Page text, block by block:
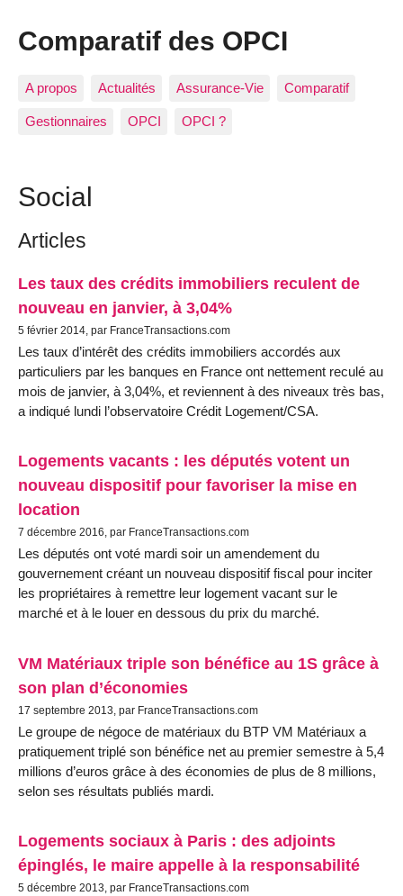
Comparatif des OPCI
A propos Actualités Assurance-Vie Comparatif
Gestionnaires OPCI OPCI ?
Social
Articles
Les taux des crédits immobiliers reculent de
nouveau en janvier, à 3,04%
5 février 2014, par FranceTransactions.com
Les taux d’intérêt des crédits immobiliers accordés aux
particuliers par les banques en France ont nettement reculé au
mois de janvier, à 3,04%, et reviennent à des niveaux très bas,
a indiqué lundi l’observatoire Crédit Logement/CSA.
Logements vacants : les députés votent un
nouveau dispositif pour favoriser la mise en
location
7 décembre 2016, par FranceTransactions.com
Les députés ont voté mardi soir un amendement du
gouvernement créant un nouveau dispositif fiscal pour inciter
les propriétaires à remettre leur logement vacant sur le
marché et à le louer en dessous du prix du marché.
VM Matériaux triple son bénéfice au 1S grâce à
son plan d’économies
17 septembre 2013, par FranceTransactions.com
Le groupe de négoce de matériaux du BTP VM Matériaux a
pratiquement triplé son bénéfice net au premier semestre à 5,4
millions d’euros grâce à des économies de plus de 8 millions,
selon ses résultats publiés mardi.
Logements sociaux à Paris : des adjoints
épinglés, le maire appelle à la responsabilité
5 décembre 2013, par FranceTransactions.com